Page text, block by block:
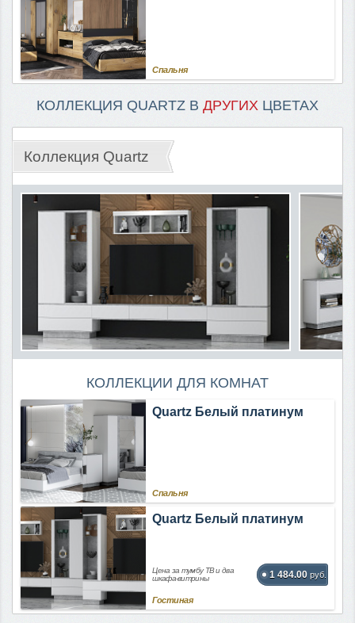
Спальня
КОЛЛЕКЦИЯ QUARTZ В ДРУГИХ ЦВЕТАХ
Коллекция Quartz
КОЛЛЕКЦИИ ДЛЯ КОМНАТ
Quartz Белый платинум
Спальня
Quartz Белый платинум
Цена за тумбу ТВ и два
шкафа-витрины
1 484.00 руб.
Гостиная